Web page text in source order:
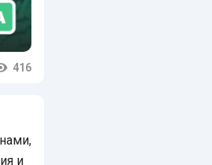
416
и